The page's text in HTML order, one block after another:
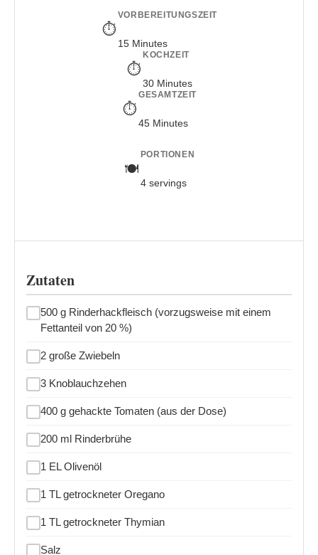
VORBEREITUNGSZEIT
15 Minutes
KOCHZEIT
30 Minutes
GESAMTZEIT
45 Minutes
PORTIONEN
4 servings
Zutaten
500 g Rinderhackfleisch (vorzugsweise mit einem
Fettanteil von 20 %)
2 große Zwiebeln
3 Knoblauchzehen
400 g gehackte Tomaten (aus der Dose)
200 ml Rinderbrühe
1 EL Olivenöl
1 TL getrockneter Oregano
1 TL getrockneter Thymian
Salz